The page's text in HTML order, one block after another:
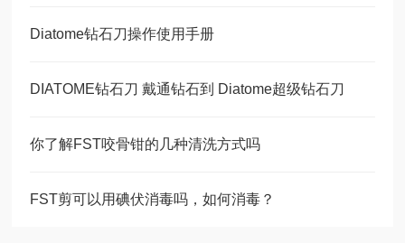
Diatome钻石刀操作使用手册
DIATOME钻石刀 戴通钻石到 Diatome超级钻石刀
你了解FST咬骨钳的几种清洗方式吗
FST剪可以用碘伏消毒吗，如何消毒？